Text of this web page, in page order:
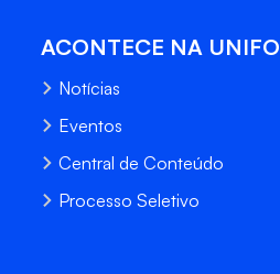
ACONTECE NA
Notícias
Eventos
Central de Conteúdo
Processo Seletivo